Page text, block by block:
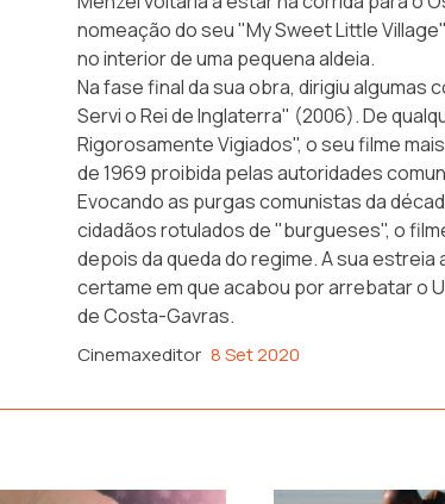
nomeação do seu "My Sweet Little
no interior de uma pequena aldeia.
Na fase final da sua obra, dirigiu
Servi o Rei de Inglaterra" (2006). De
Rigorosamente Vigiados", o seu filme
de 1969 proibida pelas autoridades
Evocando as purgas comunistas da
cidadãos rotulados de "burgueses", o
depois da queda do regime. A sua
certame em que acabou por arrebatar o
de Costa-Gavras.
Cinemaxeditor 8 Set 2020